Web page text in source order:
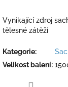
Vynikající zdroj
tělesné zátěži
Kategorie:
Velikost balení: